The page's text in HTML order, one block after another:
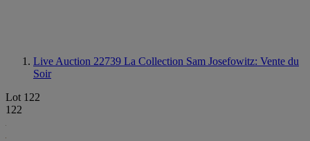
Live Auction 22739 La Collection Sam Josefowitz: Vente du
Soir
Lot 122
122